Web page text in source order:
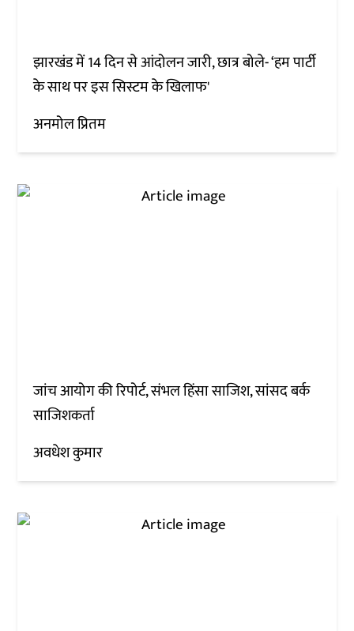
झारखंड में 14 दिन से आंदोलन जारी, छात्र बोले- ‘हम पार्टी
के साथ पर इस सिस्टम के खिलाफ'
अनमोल प्रितम
जांच आयोग की रिपोर्ट, संभल हिंसा साजिश, सांसद बर्क
साजिशकर्ता
अवधेश कुमार